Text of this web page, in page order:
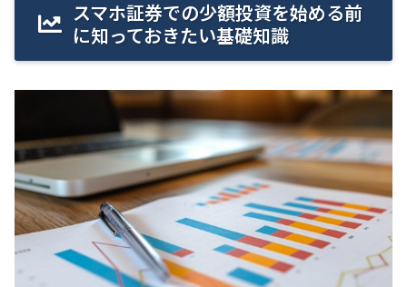
スマホ証券での少額投資を始める前
に知っておきたい基礎知識